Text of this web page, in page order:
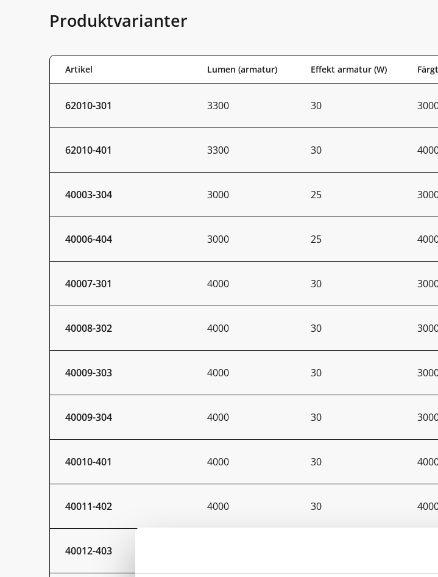
Produktvarianter
Artikel Lumen (armatur) Effekt armatur (W)
62010-301 3300 30
62010-401 3300 30
40003-304 3000 25
40006-404 3000 25
40007-301 4000 30
40008-302 4000 30
40009-303 4000 30
40009-304 4000 30
40010-401 4000 30
40011-402 4000 30
40012-403